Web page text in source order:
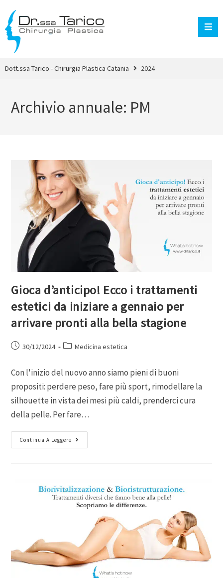
Dott.ssa Tarico - Chirurgia Plastica Catania 2024
Archivio annuale: PM
Gioca d’anticipo! Ecco i trattamenti
estetici da iniziare a gennaio per
arrivare pronti alla bella stagione
30/12/2024 Medicina estetica
Con l'inizio del nuovo anno siamo pieni di buoni
propositi: perdere peso, fare più sport, rimodellare la
silhouette in vista dei mesi più caldi, prenderci cura
della pelle. Per fare…
Continua A Leggere